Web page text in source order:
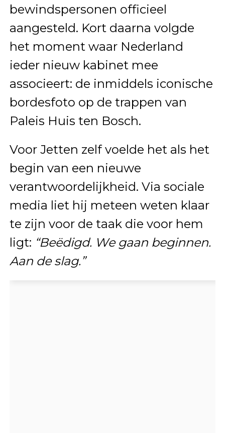
bewindspersonen officieel
aangesteld. Kort daarna volgde
het moment waar Nederland
ieder nieuw kabinet mee
associeert: de inmiddels iconische
bordesfoto op de trappen van
Paleis Huis ten Bosch.
Voor Jetten zelf voelde het als het
begin van een nieuwe
verantwoordelijkheid. Via sociale
media liet hij meteen weten klaar
te zijn voor de taak die voor hem
ligt: “Beëdigd. We gaan beginnen.
Aan de slag.”